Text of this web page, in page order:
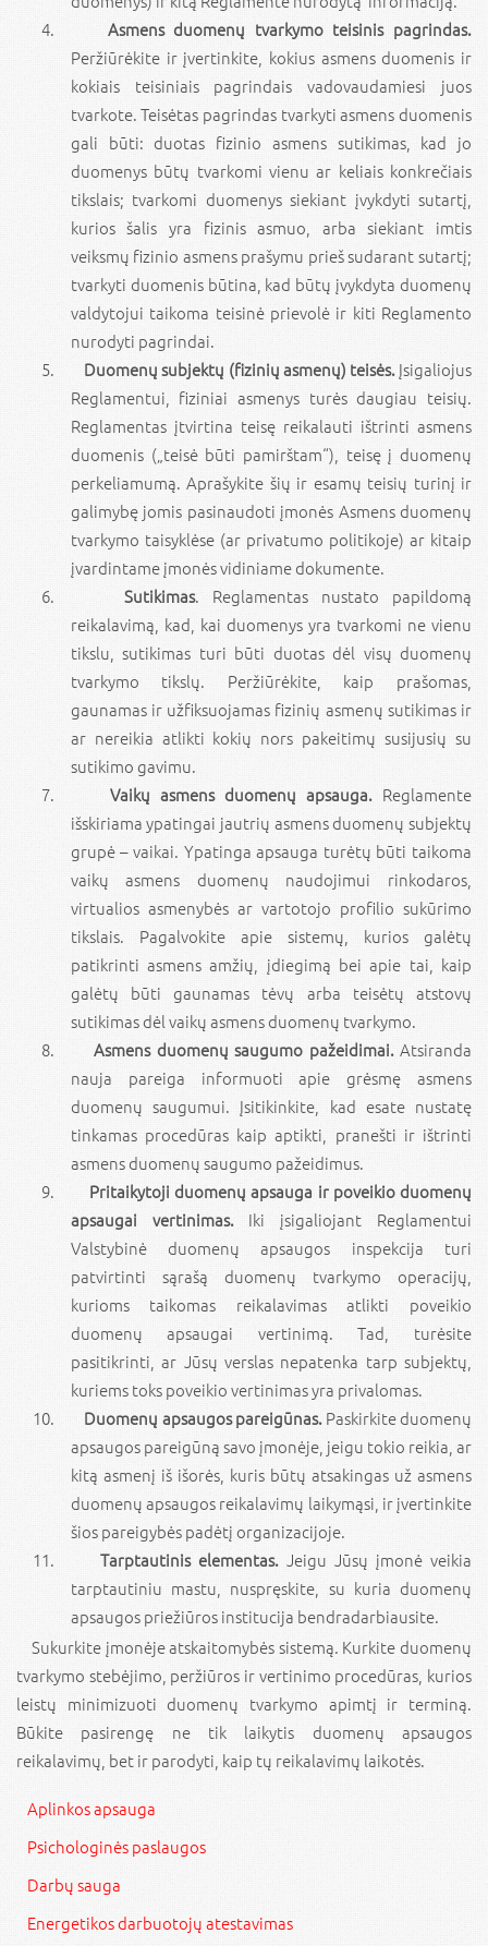
Asmens duomenų tvarkymo teisinis pagrindas.
Peržiūrėkite ir įvertinkite, kokius asmens duomenis ir
kokiais teisiniais pagrindais vadovaudamiesi juos
tvarkote. Teisėtas pagrindas tvarkyti asmens duomenis
gali būti: duotas fizinio asmens sutikimas, kad jo
duomenys būtų tvarkomi vienu ar keliais konkrečiais
tikslais; tvarkomi duomenys siekiant įvykdyti sutartį,
kurios šalis yra fizinis asmuo, arba siekiant imtis
veiksmų fizinio asmens prašymu prieš sudarant sutartį;
tvarkyti duomenis būtina, kad būtų įvykdyta duomenų
valdytojui taikoma teisinė prievolė ir kiti Reglamento
nurodyti pagrindai.
Duomenų subjektų (fizinių asmenų) teisės.Įsigaliojus
Reglamentui, fiziniai asmenys turės daugiau teisių.
Reglamentas įtvirtina teisę reikalauti ištrinti asmens
duomenis („teisė būti pamirštam“), teisę į duomenų
perkeliamumą. Aprašykite šių ir esamų teisių turinį ir
galimybę jomis pasinaudoti įmonės Asmens duomenų
tvarkymo taisyklėse (ar privatumo politikoje) ar kitaip
įvardintame įmonės vidiniame dokumente.
Sutikimas. Reglamentas nustato papildomą
reikalavimą, kad, kai duomenys yra tvarkomi ne vienu
tikslu, sutikimas turi būti duotas dėl visų duomenų
tvarkymo tikslų. Peržiūrėkite, kaip prašomas,
gaunamas ir užfiksuojamas fizinių asmenų sutikimas ir
ar nereikia atlikti kokių nors pakeitimų susijusių su
sutikimo gavimu.
Vaikų asmens duomenų apsauga.Reglamente
išskiriama ypatingai jautrių asmens duomenų subjektų
grupė – vaikai. Ypatinga apsauga turėtų būti taikoma
vaikų asmens duomenų naudojimui rinkodaros,
virtualios asmenybės ar vartotojo profilio sukūrimo
tikslais. Pagalvokite apie sistemų, kurios galėtų
patikrinti asmens amžių, įdiegimą bei apie tai, kaip
galėtų būti gaunamas tėvų arba teisėtų atstovų
sutikimas dėl vaikų asmens duomenų tvarkymo.
Asmens duomenų saugumo pažeidimai.Atsiranda
nauja pareiga informuoti apie grėsmę asmens
duomenų saugumui. Įsitikinkite, kad esate nustatę
tinkamas procedūras kaip aptikti, pranešti ir ištrinti
asmens duomenų saugumo pažeidimus.
Pritaikytoji duomenų apsauga ir poveikio duomenų
apsaugai vertinimas.Iki įsigaliojant Reglamentui
Valstybinė duomenų apsaugos inspekcija turi
patvirtinti sąrašą duomenų tvarkymo operacijų,
kurioms taikomas reikalavimas atlikti poveikio
duomenų apsaugai vertinimą. Tad, turėsite
pasitikrinti, ar Jūsų verslas nepatenka tarp subjektų,
kuriems toks poveikio vertinimas yra privalomas.
Duomenų apsaugos pareigūnas.Paskirkite duomenų
apsaugos pareigūną savo įmonėje, jeigu tokio reikia, ar
kitą asmenį iš išorės, kuris būtų atsakingas už asmens
duomenų apsaugos reikalavimų laikymąsi, ir įvertinkite
šios pareigybės padėtį organizacijoje.
Tarptautinis elementas. Jeigu Jūsų įmonė veikia
tarptautiniu mastu, nuspręskite, su kuria duomenų
apsaugos priežiūros institucija bendradarbiausite.
Sukurkite įmonėje atskaitomybės sistemą. Kurkite duomenų
tvarkymo stebėjimo, peržiūros ir vertinimo procedūras, kurios
leistų minimizuoti duomenų tvarkymo apimtį ir terminą.
Būkite pasirengę ne tik laikytis duomenų apsaugos
reikalavimų, bet ir parodyti, kaip tų reikalavimų laikotės.
Aplinkos apsauga
Psichologinės paslaugos
Darbų sauga
Energetikos darbuotojų atestavimas